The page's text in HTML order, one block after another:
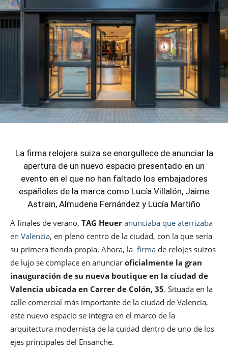
La firma relojera suiza se enorgullece de anunciar la
apertura de un nuevo espacio presentado en un
evento en el que no han faltado los embajadores
españoles de la marca como Lucía Villalón, Jaime
Astrain, Almudena Fernández y Lucía Martiño
A finales de verano, TAG Heuer anunciaba que aterrizaba
en Valencia, en pleno centro de la ciudad, con la que sería
su primera tienda propia. Ahora, la firma de relojes suizos
de lujo se complace en anunciar oficialmente la gran
inauguración de su nueva boutique en la ciudad de
Valencia ubicada en Carrer de Colón, 35. Situada en la
calle comercial más importante de la ciudad de Valencia,
este nuevo espacio se integra en el marco de la
arquitectura modernista de la cuidad dentro de uno de los
ejes principales del Ensanche.